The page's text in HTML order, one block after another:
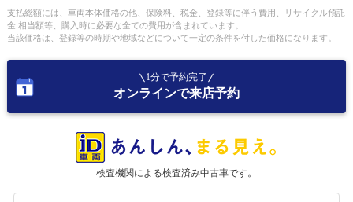
支払総額には、車両本体価格の他、保険料、税金、登録等に伴う費用、リサイクル預託
金 相当額等、購入時に必要な全ての費用が含まれています。
当該価格は、登録等の時期や地域などについて一定の条件を付した価格になります。
1分で予約完了
オンラインで来店予約
検査機関による検査済み中古車です。